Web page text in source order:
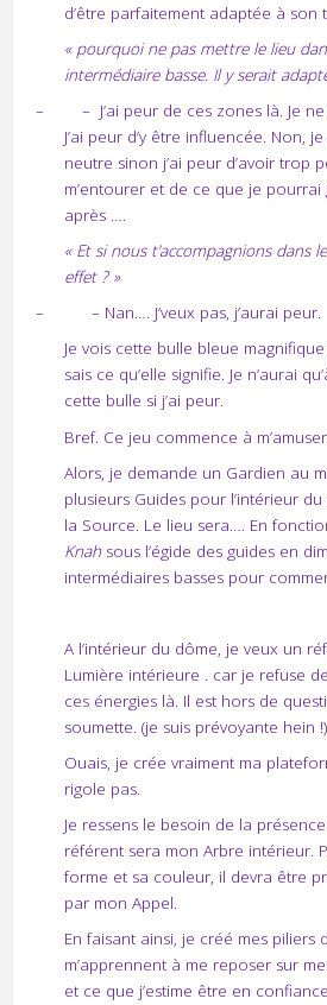
d’être parfaitement adaptée à son
« pourquoi ne pas mettre le lieu
intermédiaire basse. Il y serait
–– J’ai peur de ces zones là. Je
J’ai peur d’y être influencée. Non,
neutre sinon j’ai peur d’avoir trop
m’entourer et de ce que je pourrai
après ….
« Et si nous t’accompagnions dans
effet ? »
–
– Nan…. J’veux pas, j’aurai peur.
Je vois cette bulle bleue
sais ce qu’elle signifie. Je n’aurai
cette bulle si j’ai peur.
Bref. Ce jeu commence à
Alors, je demande un Gardien au
plusieurs Guides pour l’intérieur
la Source. Le lieu sera…. En
Knahsous l’égide des guides en
intermédiaires basses pour
A l’intérieur du dôme, je veux un
Lumière intérieure . car je refuse
ces énergies là. Il est hors de
soumette. (je suis prévoyante hein !)
Ouais, je crée vraiment ma
rigole pas.
Je ressens le besoin de la
référent sera mon Arbre intérieur.
forme et sa couleur, il devra être
par mon Appel.
En faisant ainsi, je créé mes piliers
m’apprennent à me reposer sur
et ce que j’estime être en